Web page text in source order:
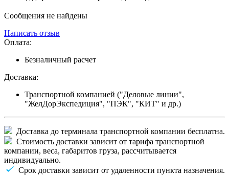
Сообщения не найдены
Написать отзыв
Оплата:
Безналичный расчет
Доставка:
Транспортной компанией ("Деловые линии",
"ЖелДорЭкспедиция", "ПЭК", "КИТ" и др.)
Доставка до терминала транспортной компании бесплатна.
Стоимость доставки зависит от тарифа транспортной
компании, веса, габаритов груза, рассчитывается
индивидуально.
Срок доставки зависит от удаленности пункта назначения.